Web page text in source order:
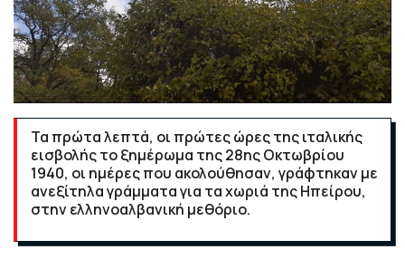
Τα πρώτα λεπτά, οι πρώτες ώρες της ιταλικής
εισβολής το ξημέρωμα της 28ης Οκτωβρίου
1940, οι ημέρες που ακολούθησαν, γράφτηκαν με
ανεξίτηλα γράμματα για τα χωριά της Ηπείρου,
στην ελληνοαλβανική μεθόριο.